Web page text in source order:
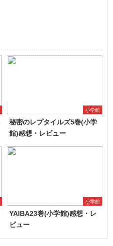
小学館
秘密のレプタイルズ5巻(小学
館)感想・レビュー
小学館
YAIBA23巻(小学館)感想・レ
ビュー